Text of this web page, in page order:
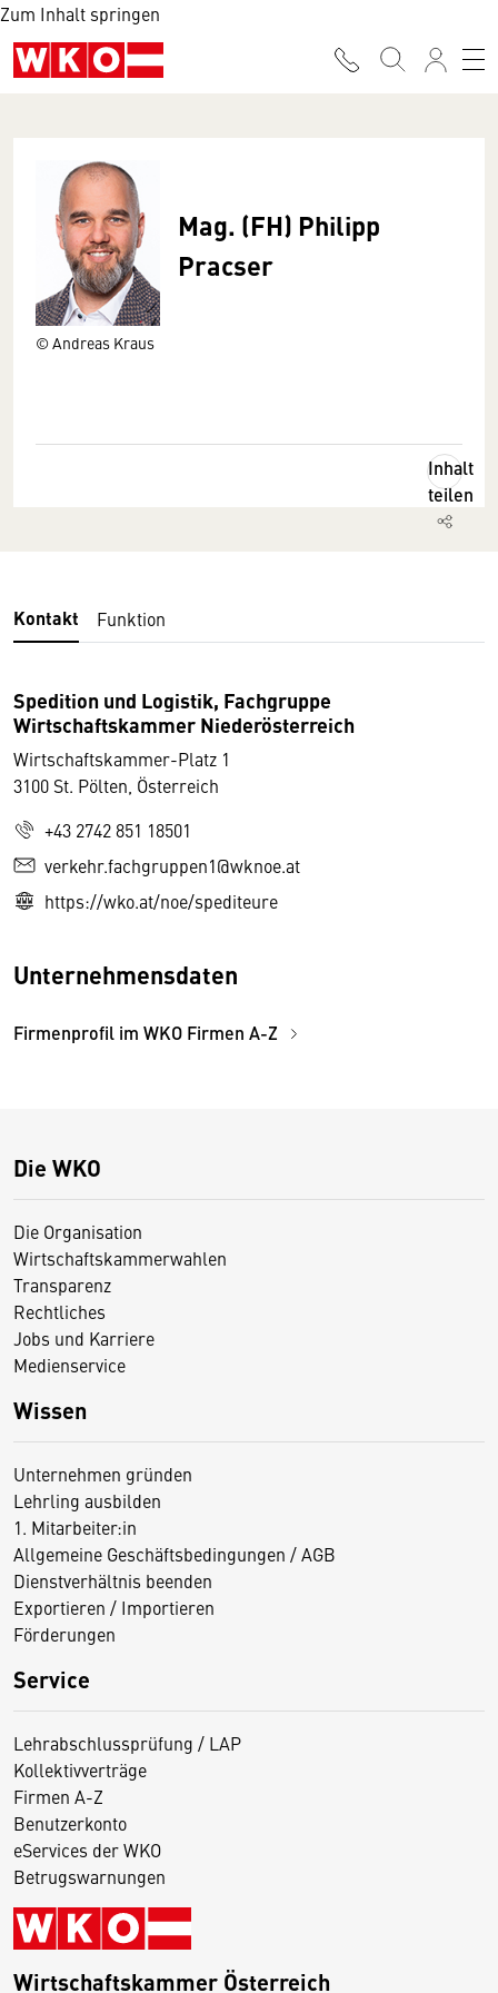
Zum Inhalt springen
© Andreas Kraus
Mag. (FH) Philipp
Pracser
Inhalt
teilen
Kontakt Funktion
Spedition und Logistik, Fachgruppe
Wirtschaftskammer Niederösterreich
Wirtschaftskammer-Platz 1
3100 St. Pölten, Österreich
+43 2742 851 18501
verkehr.fachgruppen1@wknoe.at
https://wko.at/noe/spediteure
Unternehmensdaten
Firmenprofil im WKO Firmen A-Z
Die WKO
Die Organisation
Wirtschaftskammerwahlen
Transparenz
Rechtliches
Jobs und Karriere
Medienservice
Wissen
Unternehmen gründen
Lehrling ausbilden
1. Mitarbeiter:in
Allgemeine Geschäftsbedingungen / AGB
Dienstverhältnis beenden
Exportieren / Importieren
Förderungen
Service
Lehrabschlussprüfung / LAP
Kollektivverträge
Firmen A-Z
Benutzerkonto
eServices der WKO
Betrugswarnungen
Wirtschaftskammer Österreich